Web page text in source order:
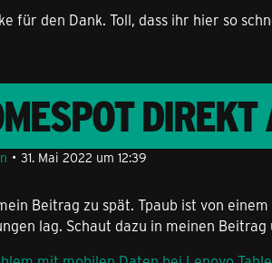
für den Dank. Toll, dass ihr hier so
31. Mai 2022 um 12:39
Beitrag zu spät. Tpaub ist von
lag. Schaut dazu in meinen